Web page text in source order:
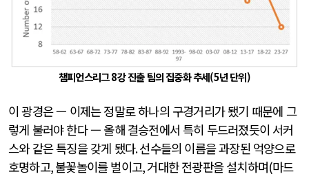
챔피언스리그 8강 진출 팀의 집중화 추세(5년 단위)
이 광경은 — 이제는 정말로 하나의 구경거리가 됐기 때문에 그
렇게 불러야 한다 — 올해 결승전에서 특히 두드러졌듯이 서커
스와 같은 특징을 갖게 됐다.선수들의 이름을 과장된 억양으로
호명하고,불꽃놀이를 벌이고,거대한 전광판을 설치하며(마드